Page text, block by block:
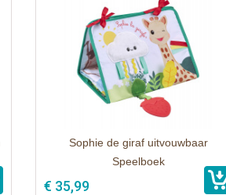
Sophie de giraf uitvouwbaar
Speelboek
€ 35,99